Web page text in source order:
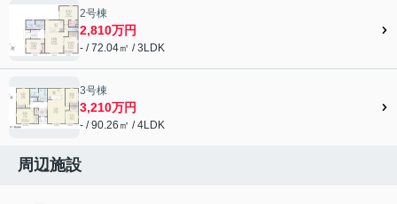
2号棟
2,810万円
- / 72.04㎡ / 3LDK
3号棟
3,210万円
- / 90.26㎡ / 4LDK
周辺施設